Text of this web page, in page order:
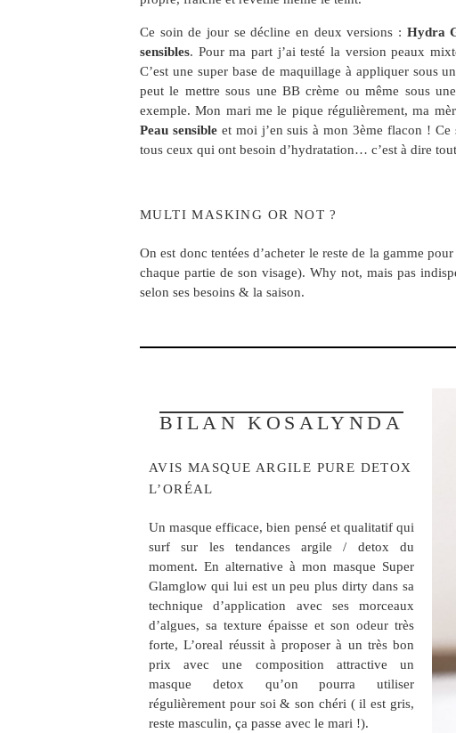
Ce soin de jour se décline en deux versions : Hydra
sensibles. Pour ma part j’ai testé la version peaux
C’est une super base de maquillage à appliquer sous
peut le mettre sous une BB crème ou même sous
exemple. Mon mari me le pique régulièrement, ma
Peau sensibleet moi j’en suis à mon 3ème flacon !
tous ceux qui ont besoin d’hydratation… c’est à dire
MULTI MASKING OR NOT ?
On est donc tentées d’acheter le reste de la gamme
chaque partie de son visage). Why not, mais pas
selon ses besoins & la saison.
BILAN KOSALYNDA
AVIS MASQUE ARGILE PURE DETOX
L’ORÉAL
Un masque efficace, bien pensé et qualitatif qui
surf sur les tendances argile / detox du
moment. En alternative à mon masque Super
Glamglow qui lui est un peu plus dirty dans sa
technique d’application avec ses morceaux
d’algues, sa texture épaisse et son odeur très
forte, L’oreal réussit à proposer à un très bon
prix avec une composition attractive un
masque detox qu’on pourra utiliser
régulièrement pour soi & son chéri ( il est gris,
reste masculin, ça passe avec le mari !).